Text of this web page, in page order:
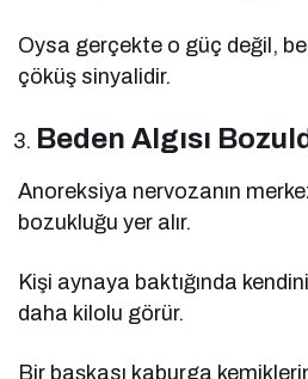
Oysa gerçekte o güç değil,
çöküş sinyalidir.
Beden Algısı
Anoreksiya nervozanın
bozukluğu yer alır.
Kişi aynaya baktığında
daha kilolu görür.
Bir başkası kaburga